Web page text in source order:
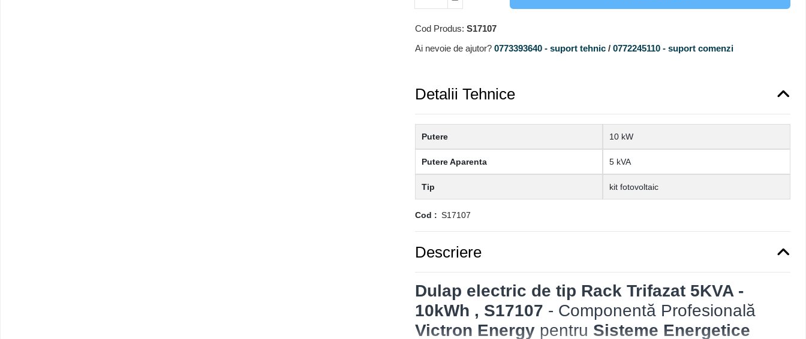
Cod Produs: S17107
Ai nevoie de ajutor? 0773393640 - suport tehnic / 0772245110 - suport comenzi
Detalii Tehnice
Putere 10 kW
Putere Aparenta 5 kVA
Tip kit fotovoltaic
Cod S17107
Descriere
Dulap electric de tip Rack Trifazat 5KVA -
10kWh , S17107 - Componentă Profesională
Victron Energy pentru Sisteme Energetice